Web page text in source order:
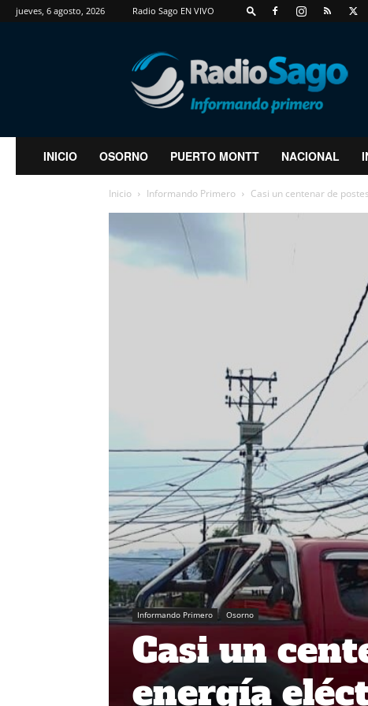
jueves, 6 agosto, 2026 Radio Sago EN VIVO
RadioSago
INICIO OSORNO PUERTO MONTT NACIONAL
Inicio Informando Primero Casi un centenar de
Informando Primero Osorno
Casi un
energía